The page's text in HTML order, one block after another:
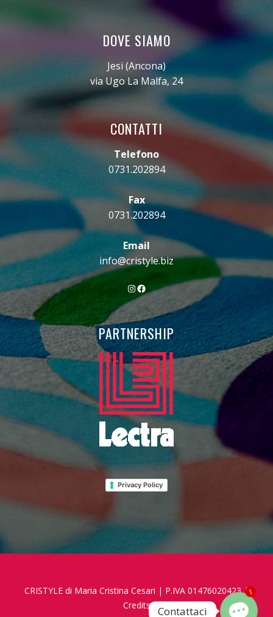
DOVE SIAMO
Jesi (Ancona)
via Ugo La Malfa, 24
CONTATTI
Telefono
0731.202894
Fax
0731.202894
Email
info@cristyle.biz
Instagram
Facebook
PARTNERSHIP
Privacy Policy
CRISTYLE di Maria Cristina Cesari | P.IVA 01476020423 |
Credits
Contattaci
1